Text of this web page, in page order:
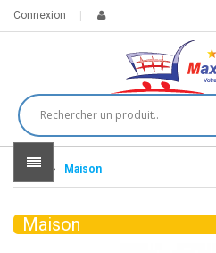
Connexion
Home Maison
Maison